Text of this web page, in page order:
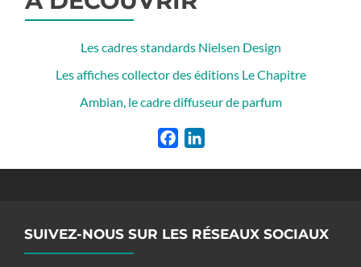
Les cadres standards Nielsen Design
Les affiches collector des éditions Le Chapitre
Ambian, le cadre diffuseur de parfum
Facebook
SUIVEZ-NOUS SUR LES RÉSEAUX SOCIAUX